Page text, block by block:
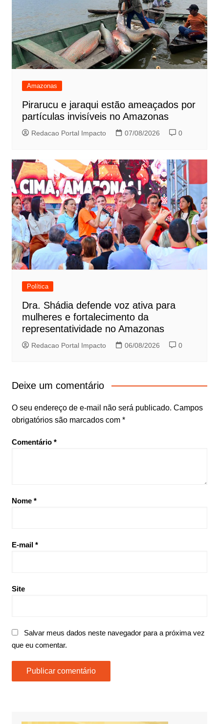
Amazonas
Pirarucu e jaraqui estão ameaçados por
partículas invisíveis no Amazonas
Redacao Portal Impacto 07/08/2026 0
Política
Dra. Shádia defende voz ativa para
mulheres e fortalecimento da
representatividade no Amazonas
Redacao Portal Impacto 06/08/2026 0
Deixe um comentário
O seu endereço de e-mail não será publicado. Campos
obrigatórios são marcados com *
Comentário *
Nome *
E-mail *
Site
Salvar meus dados neste navegador para a próxima vez
que eu comentar.